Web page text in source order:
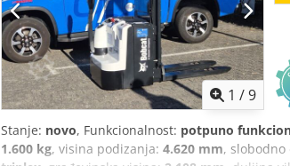
1 /9
Stanje: novo, Funkcionalnost: potpuno
1.600 kg, visina podizanja: 4.620 mm, slobodno